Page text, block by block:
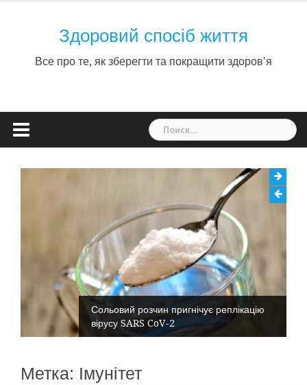
Здоровий спосіб життя
Все про те, як зберегти та покращити здоров'я
Найти:
Сольовий розчин пригнічує реплікацію
вірусу SARS CoV-2
Метка: Імунітет